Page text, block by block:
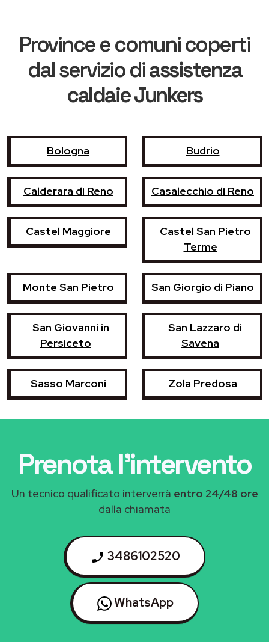
Province e comuni coperti
dal servizio diassistenza
caldaie Junkers
Bologna Budrio
Calderara di Reno Casalecchio di Reno
Castel Maggiore
Castel San Pietro
Terme
Monte San Pietro San Giorgio di Piano
San Giovanni in
Persiceto
San Lazzaro di
Savena
Sasso Marconi Zola Predosa
Prenota l'intervento
Un tecnico qualificato interverrà entro 24/48 ore
dalla chiamata
3486102520
WhatsApp